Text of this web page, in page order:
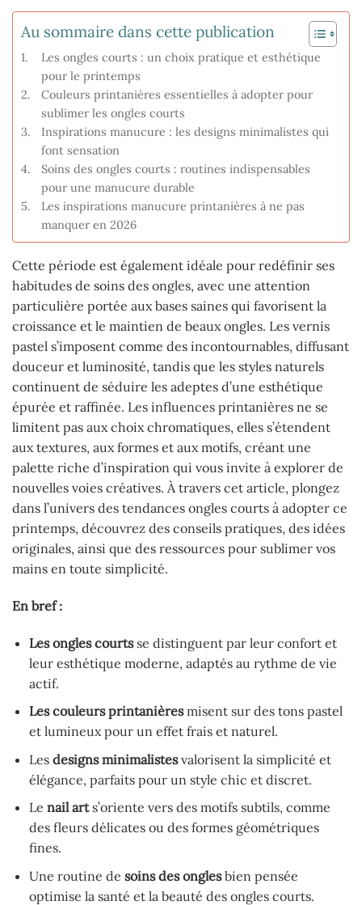
Au sommaire dans cette publication
Les ongles courts : un choix pratique et esthétique
pour le printemps
Couleurs printanières essentielles à adopter pour
sublimer les ongles courts
Inspirations manucure : les designs minimalistes qui
font sensation
Soins des ongles courts : routines indispensables
pour une manucure durable
Les inspirations manucure printanières à ne pas
manquer en 2026
Cette période est également idéale pour redéfinir ses
habitudes de soins des ongles, avec une attention
particulière portée aux bases saines qui favorisent la
croissance et le maintien de beaux ongles. Les vernis
pastel s’imposent comme des incontournables, diffusant
douceur et luminosité, tandis que les styles naturels
continuent de séduire les adeptes d’une esthétique
épurée et raffinée. Les influences printanières ne se
limitent pas aux choix chromatiques, elles s’étendent
aux textures, aux formes et aux motifs, créant une
palette riche d’inspiration qui vous invite à explorer de
nouvelles voies créatives. À travers cet article, plongez
dans l’univers des tendances ongles courts à adopter ce
printemps, découvrez des conseils pratiques, des idées
originales, ainsi que des ressources pour sublimer vos
mains en toute simplicité.
En bref :
Les ongles courtsse distinguent par leur confort et
leur esthétique moderne, adaptés au rythme de vie
actif.
Les couleurs printanièresmisent sur des tons pastel
et lumineux pour un effet frais et naturel.
Les designs minimalistesvalorisent la simplicité et
élégance, parfaits pour un style chic et discret.
Le nail arts’oriente vers des motifs subtils, comme
des fleurs délicates ou des formes géométriques
fines.
Une routine de soins des onglesbien pensée
optimise la santé et la beauté des ongles courts.